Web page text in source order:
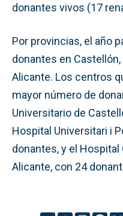
donantes vivos (17
Por provincias, el año
donantes en
Alicante. Los centros
mayor número de
Universitario de
Hospital Universitari i
donantes, y el Hospital
Alicante, con 24